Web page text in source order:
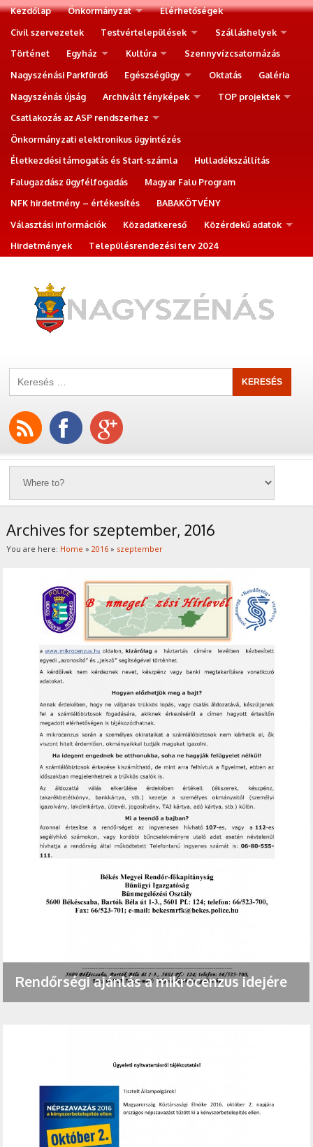
Kezdőlap Önkormányzat
Elérhetőségek
Civil szervezetek
Testvértelepülések
Szálláshelyek
Történet
Egyház Kultúra
Szennyvízcsatornázás
Nagyszénási Parkfürdő
Egészségügy Oktatás
Galéria
Nagyszénás újság
Archivált fényképek
TOP projektek
Csatlakozás az ASP rendszerhez
Önkormányzati elektronikus ügyintézés
Életkezdési támogatás és Start-számla
Hulladékszállítás
Falugazdász ügyfélfogadás
Magyar Falu Program
NFK hirdetmény – értékesítés
BABAKÖTVÉNY
Választási információk
Közadatkereső
Közérdekű adatok
Hirdetmények
Településrendezési terv 2024
Archives for szeptember, 2016
You are here: Home » 2016» szeptember
Rendőrségi ajánlás a mikrocenzus idejére